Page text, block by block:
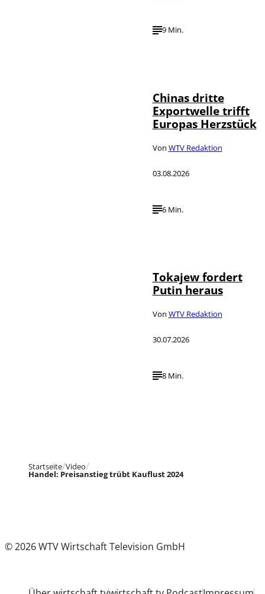
9 Min.
Chinas dritte
Exportwelle trifft
Europas Herzstück
Von WTV Redaktion
03.08.2026
6 Min.
Tokajew fordert
Putin heraus
Von WTV Redaktion
30.07.2026
8 Min.
Startseite Video
Handel: Preisanstieg trübt Kauflust 2024
© 2026 WTV Wirtschaft Television GmbH